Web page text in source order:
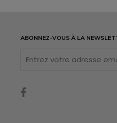
ABONNEZ-VOUS À LA